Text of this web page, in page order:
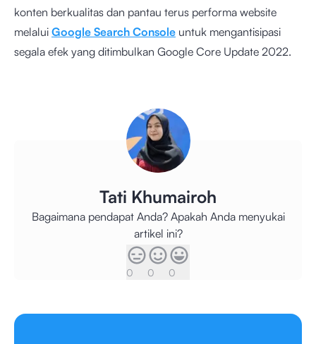
konten berkualitas dan pantau terus performa website
melalui Google Search Console untuk mengantisipasi
segala efek yang ditimbulkan Google Core Update 2022.
Tati Khumairoh
Bagaimana pendapat Anda? Apakah Anda menyukai
artikel ini?
0 0 0